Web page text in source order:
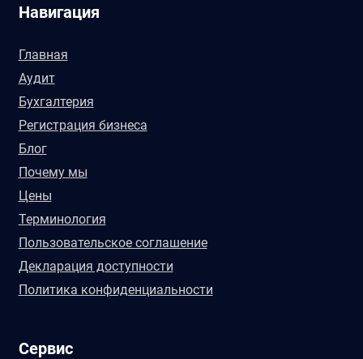
Навигация
Главная
Аудит
Бухгалтерия
Регистрация бизнеса
Блог
Почему мы
Цены
Терминология
Пользовательское соглашение
Декларация доступности
Политика конфиденциальности
Сервис